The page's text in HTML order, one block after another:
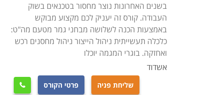
בשנים האחרונות נוצר מחסור בטכנאים בשוק
העבודה. קורס זה יעניק לכם מקצוע מבוקש
באמצעות הכנה לשלושה מבחני גמר מטעם מה"ט:
כלכלה תעשייתית ניהול הייצור ניהול מחסנים רכש
ואחזקה. בוגרי המגמה יוכלו
אשדוד
שליחת פניה פרטי הקורס 